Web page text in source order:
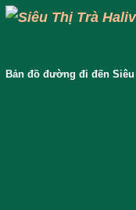
Bản đồ đường đi đến Siêu